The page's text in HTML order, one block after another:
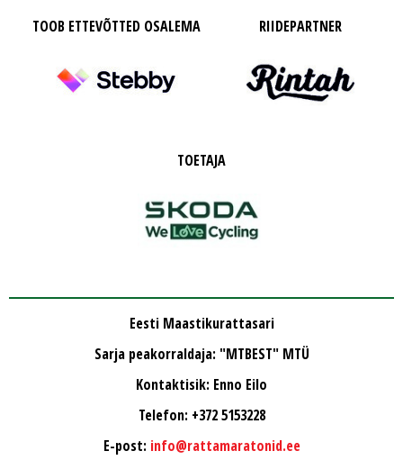
TOOB ETTEVÕTTED OSALEMA RIIDEPARTNER
TOETAJA
Eesti Maastikurattasari
Sarja peakorraldaja: "MTBEST" MTÜ
Kontaktisik: Enno Eilo
Telefon: +372 5153228
E-post: info@rattamaratonid.ee